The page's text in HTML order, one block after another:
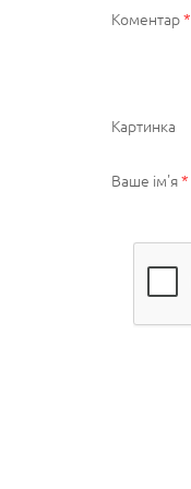
Коментар*
Картинка
Ваше ім'я*